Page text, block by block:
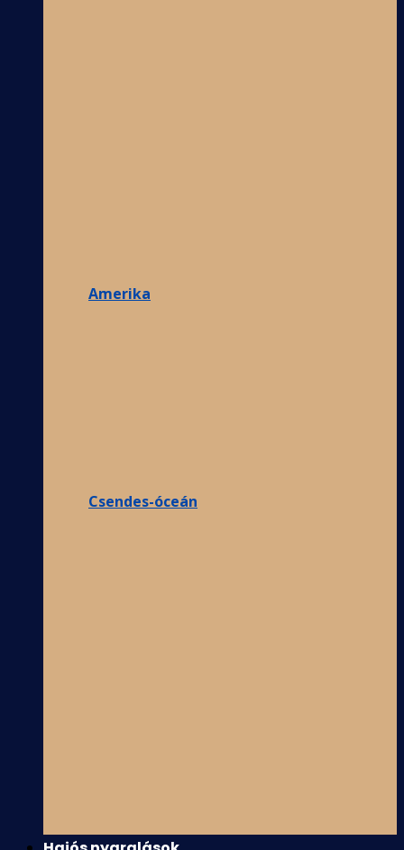
Amerika
Csendes-óceán